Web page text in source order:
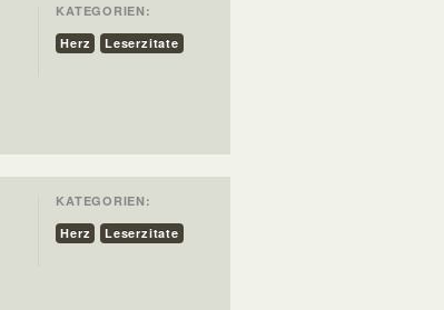
KATEGORIEN:
Herz
Leserzitate
KATEGORIEN:
Herz
Leserzitate